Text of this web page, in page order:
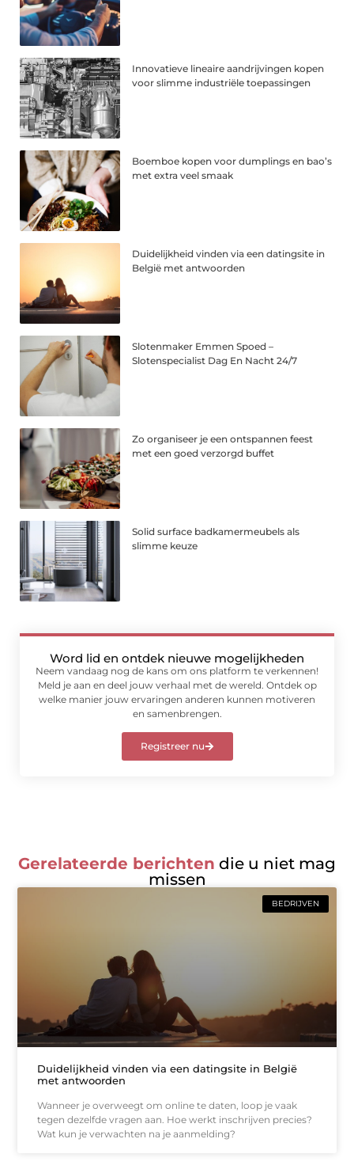
Innovatieve lineaire aandrijvingen kopen
voor slimme industriële toepassingen
Boemboe kopen voor dumplings en bao’s
met extra veel smaak
Duidelijkheid vinden via een datingsite in
België met antwoorden
Slotenmaker Emmen Spoed –
Slotenspecialist Dag En Nacht 24/7
Zo organiseer je een ontspannen feest
met een goed verzorgd buffet
Solid surface badkamermeubels als
slimme keuze
Word lid en ontdek nieuwe mogelijkheden
Neem vandaag nog de kans om ons platform te verkennen!
Meld je aan en deel jouw verhaal met de wereld. Ontdek op
welke manier jouw ervaringen anderen kunnen motiveren
en samenbrengen.
Registreer nu
Gerelateerde berichten die u niet mag
missen
BEDRIJVEN
Duidelijkheid vinden via een datingsite in België
met antwoorden
Wanneer je overweegt om online te daten, loop je vaak
tegen dezelfde vragen aan. Hoe werkt inschrijven precies?
Wat kun je verwachten na je aanmelding?